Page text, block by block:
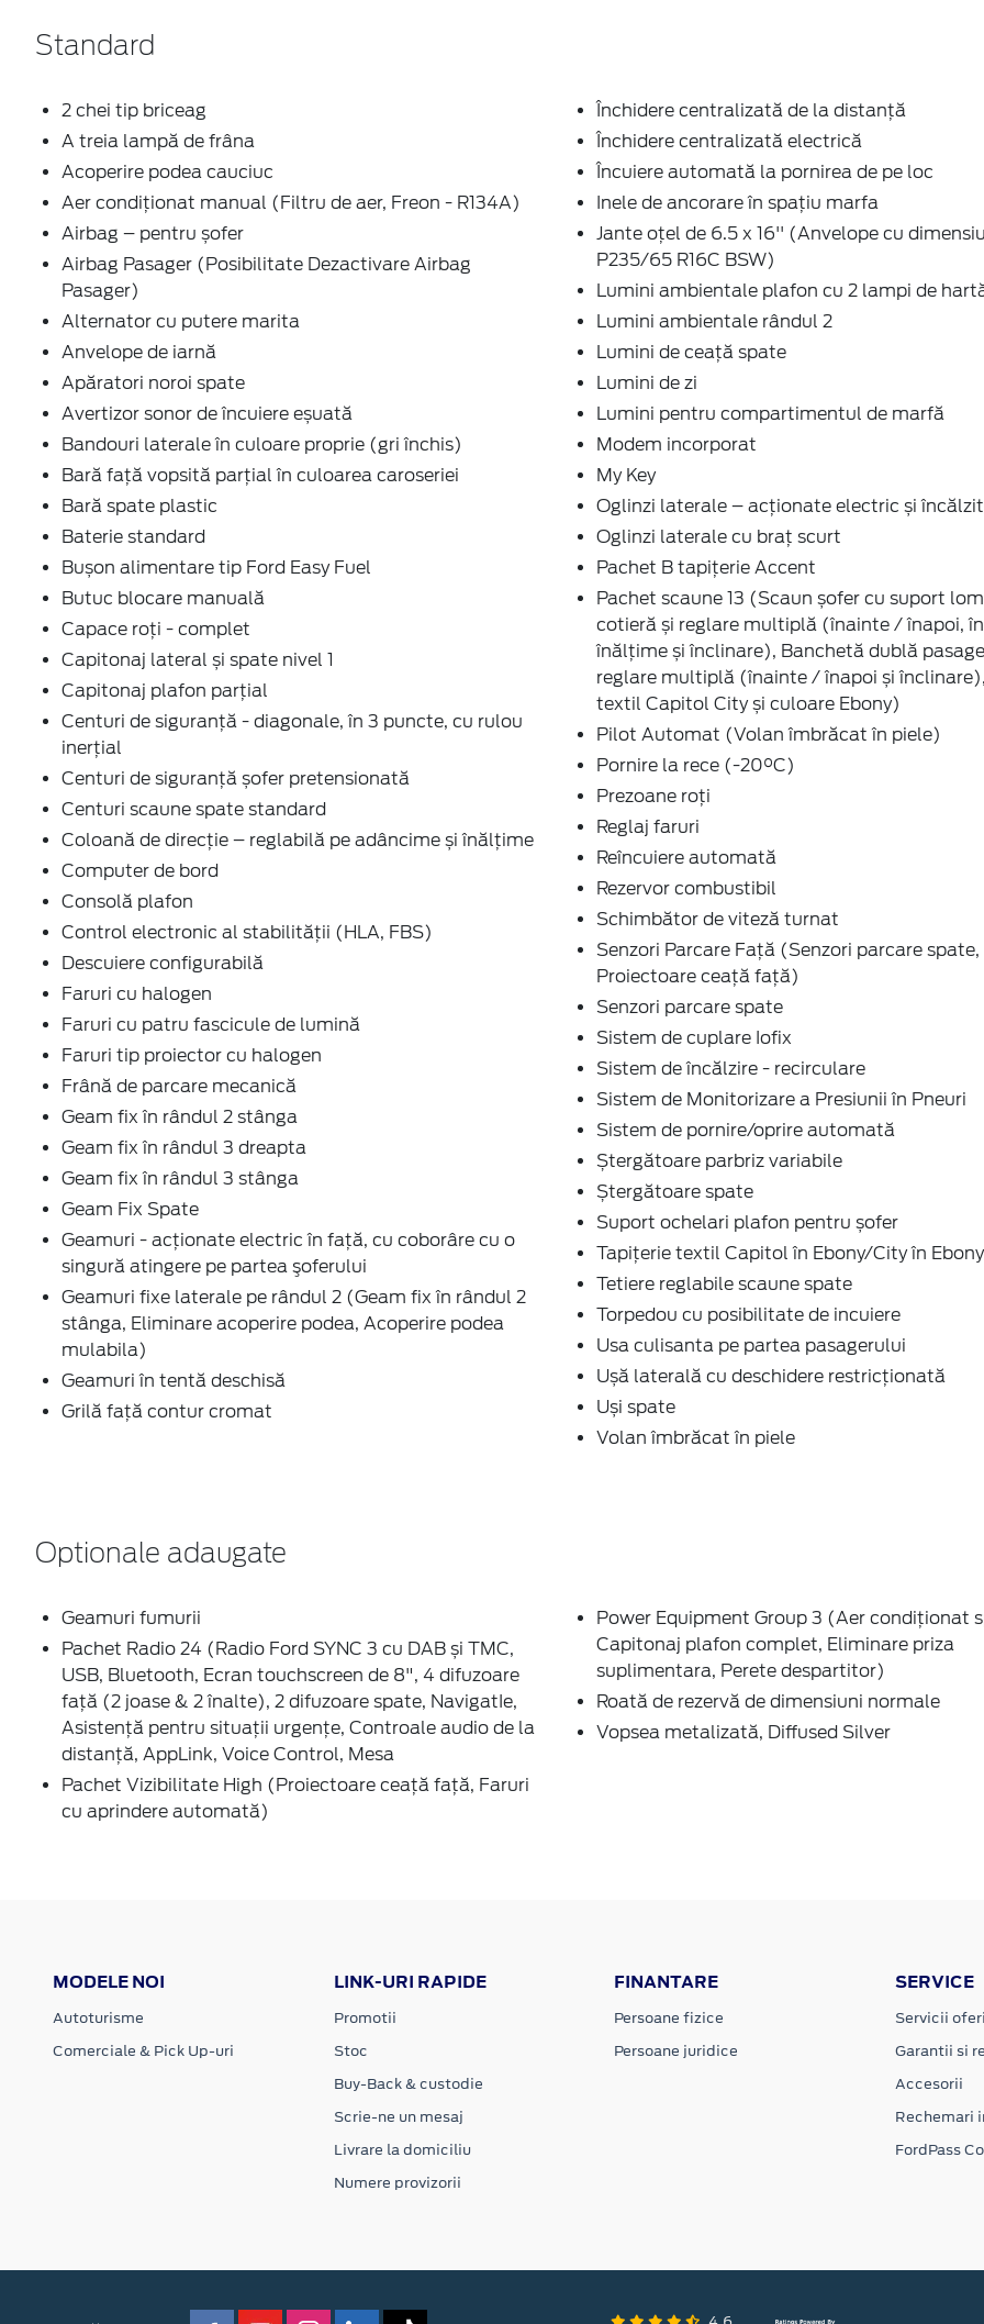
Standard
2 chei tip briceag
A treia lampă de frâna
Acoperire podea cauciuc
Aer condiţionat manual (Filtru de aer, Freon - R134A)
Airbag – pentru șofer
Airbag Pasager (Posibilitate Dezactivare Airbag
Pasager)
Alternator cu putere marita
Anvelope de iarnă
Apăratori noroi spate
Avertizor sonor de încuiere eșuată
Bandouri laterale în culoare proprie (gri închis)
Bară față vopsită parțial în culoarea caroseriei
Bară spate plastic
Baterie standard
Bușon alimentare tip Ford Easy Fuel
Butuc blocare manuală
Capace roți - complet
Capitonaj lateral și spate nivel 1
Capitonaj plafon parţial
Centuri de siguranţă - diagonale, în 3 puncte, cu rulou
inerţial
Centuri de siguranţă șofer pretensionată
Centuri scaune spate standard
Coloană de direcție – reglabilă pe adâncime și înălțime
Computer de bord
Consolă plafon
Control electronic al stabilității (HLA, FBS)
Descuiere configurabilă
Faruri cu halogen
Faruri cu patru fascicule de lumină
Faruri tip proiector cu halogen
Frână de parcare mecanică
Geam fix în rândul 2 stânga
Geam fix în rândul 3 dreapta
Geam fix în rândul 3 stânga
Geam Fix Spate
Geamuri - acţionate electric în faţă, cu coborâre cu o
singură atingere pe partea şoferului
Geamuri fixe laterale pe rândul 2 (Geam fix în rândul 2
stânga, Eliminare acoperire podea, Acoperire podea
mulabila)
Geamuri în tentă deschisă
Grilă față contur cromat
Închidere centralizată de la distanţă
Închidere centralizată electrică
Încuiere automată la pornirea de pe loc
Inele de ancorare în spaţiu marfa
Jante oțel de 6.5 x 16'' (Anvelope cu
P235/65 R16C BSW)
Lumini ambientale plafon cu 2 lampi de
Lumini ambientale rândul 2
Lumini de ceață spate
Lumini de zi
Lumini pentru compartimentul de marfă
Modem incorporat
My Key
Oglinzi laterale – acționate electric și
Oglinzi laterale cu braț scurt
Pachet B tapițerie Accent
Pachet scaune 13 (Scaun șofer cu suport
cotieră și reglare multiplă (înainte / înapoi,
înălțime și înclinare), Banchetă dublă
reglare multiplă (înainte / înapoi și
textil Capitol City și culoare Ebony)
Pilot Automat (Volan îmbrăcat în piele)
Pornire la rece (-20°C)
Prezoane roți
Reglaj faruri
Reîncuiere automată
Rezervor combustibil
Schimbător de viteză turnat
Senzori Parcare Faţă (Senzori parcare spate,
Proiectoare ceaţă faţă)
Senzori parcare spate
Sistem de cuplare Iofix
Sistem de încălzire - recirculare
Sistem de Monitorizare a Presiunii în Pneuri
Sistem de pornire/oprire automată
Ștergătoare parbriz variabile
Ștergătoare spate
Suport ochelari plafon pentru șofer
Tapițerie textil Capitol în Ebony/City în Ebony
Tetiere reglabile scaune spate
Torpedou cu posibilitate de incuiere
Usa culisanta pe partea pasagerului
Ușă laterală cu deschidere restricționată
Uși spate
Volan îmbrăcat în piele
Optionale adaugate
Geamuri fumurii
Pachet Radio 24 (Radio Ford SYNC 3 cu DAB și TMC,
USB, Bluetooth, Ecran touchscreen de 8", 4 difuzoare
față (2 joase & 2 înalte), 2 difuzoare spate, NavigatIe,
Asistență pentru situații urgențe, Controale audio de la
distanță, AppLink, Voice Control, Mesa
Pachet Vizibilitate High (Proiectoare ceaţă faţă, Faruri
cu aprindere automată)
Power Equipment Group 3 (Aer condiţionat
Capitonaj plafon complet, Eliminare priza
suplimentara, Perete despartitor)
Roată de rezervă de dimensiuni normale
Vopsea metalizată, Diffused Silver
MODELE NOI
Autoturisme
Comerciale & Pick Up-uri
LINK-URI RAPIDE
Promotii
Stoc
Buy-Back & custodie
Scrie-ne un mesaj
Livrare la domiciliu
Numere provizorii
FINANTARE
Persoane fizice
Persoane juridice
SERVICE
Servicii
Garantii si
Accesorii
Rechemari
FordPass